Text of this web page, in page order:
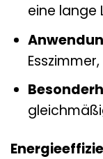
eine lange